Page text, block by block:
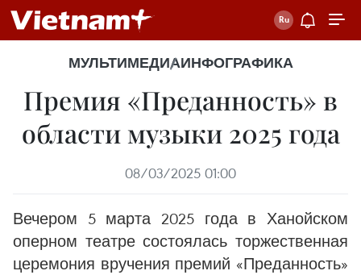
МУЛЬТИМЕДИАИНФОГРАФИКА
Премия «Преданность» в
области музыки 2025 года
08/03/2025 01:00
Вечером 5 марта 2025 года в Ханойском
оперном театре состоялась торжественная
церемония вручения премий «Преданность»